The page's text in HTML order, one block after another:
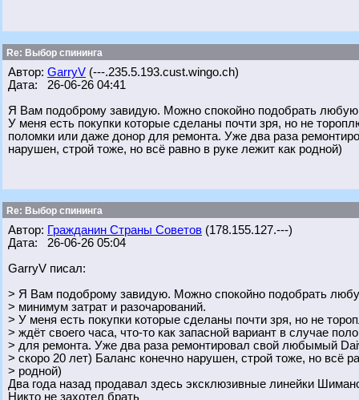
Re: Выбор спининга
Автор: GarryV (---.235.5.193.cust.wingo.ch)
Дата: 26-06-26 04:41
Я Вам подоброму завидую. Можно спокойно подобрать
У меня есть покупки которые сделаны почти зря, но не
поломки или даже донор для ремонта. Уже два раза
нарушен, строй тоже, но всё равно в руке лежит как родной)
Re: Выбор спининга
Автор: Гражданин Страны Советов (178.155.127.---)
Дата: 26-06-26 05:04
GarryV писал:
> Я Вам подоброму завидую. Можно спокойно подобрать
> минимум затрат и разочарований.
> У меня есть покупки которые сделаны почти зря, но не
> ждёт своего часа, что-то как запасной вариант в случае
> для ремонта. Уже два раза ремонтировал свой любымый
> скоро 20 лет) Баланс конечно нарушен, строй тоже, но всё
> родной)
Два года назад продавал здесь эксклюзивные линейки
Никто не захотел брать